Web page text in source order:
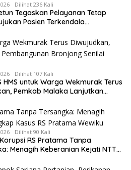
Dilihat 236 Kali
Tegaskan Pelayanan Tetap
Pasien Terkendala
Dilihat 107 Kali
HMS untuk Warga Wekmurak Terus
Pemkab Malaka Lanjutkan
Dilihat 90 Kali
RS Pratama Tanpa
Menagih Keberanian Kejati NTT